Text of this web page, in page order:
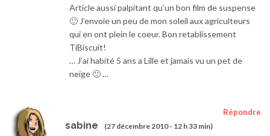
Article aussi palpitant qu’un bon film de suspense
🙂 J’envoie un peu de mon soleil aux agriculteurs
qui en ont plein le coeur. Bon retablissement
TiBiscuit!
… J’ai habité 5 ans a Lille et jamais vu un pet de
neige 🙁 …
sabine (27 décembre 2010 - 12 h 33 min)
Répondre